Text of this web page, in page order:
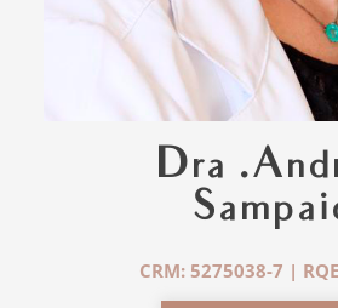
Dra
CRM: 5275038-7 |